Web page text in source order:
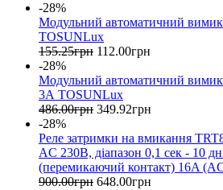
-28%
Модульний автоматичний
TOSUNLux
155.25грн 112.00грн
-28%
Модульний автоматичний
3А TOSUNLux
486.00грн 349.92грн
-28%
Реле затримки на вмикання
AC 230B, діапазон 0,1 сек - 10
(перемикаючий контакт) 16A
900.00грн 648.00грн